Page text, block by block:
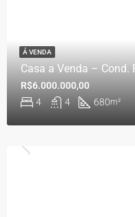
Casa a Venda – Cond.
4 4 680m²
R$6.000.000,00
Á VENDA